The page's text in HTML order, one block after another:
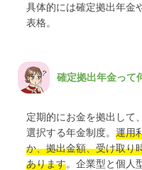
具体的には確定拠出年金
表格。
確定拠出年金って
定期的にお金を拠出して
選択する年金制度。 運用
か、拠出金額、受け取り
あります。企業型と個人